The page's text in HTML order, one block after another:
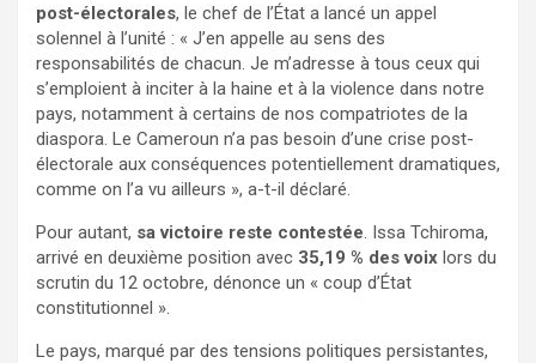
post-électorales, le chef de l’État a lancé un appel
solennel à l’unité : « J’en appelle au sens des
responsabilités de chacun. Je m’adresse à tous ceux qui
s’emploient à inciter à la haine et à la violence dans notre
pays, notamment à certains de nos compatriotes de la
diaspora. Le Cameroun n’a pas besoin d’une crise post-
électorale aux conséquences potentiellement dramatiques,
comme on l’a vu ailleurs », a-t-il déclaré.
Pour autant, sa victoire reste contestée. Issa Tchiroma,
arrivé en deuxième position avec 35,19 % des voix lors du
scrutin du 12 octobre, dénonce un « coup d’État
constitutionnel ».
Le pays, marqué par des tensions politiques persistantes,